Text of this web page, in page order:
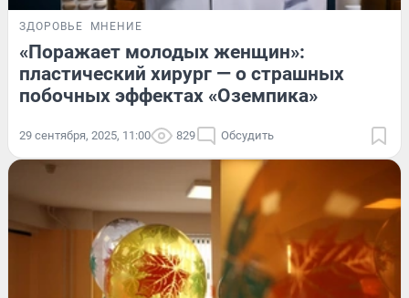
ЗДОРОВЬЕ МНЕНИЕ
«Поражает молодых женщин»:
пластический хирург — о страшных
побочных эффектах «Оземпика»
29 сентября, 2025, 11:00 829 Обсудить